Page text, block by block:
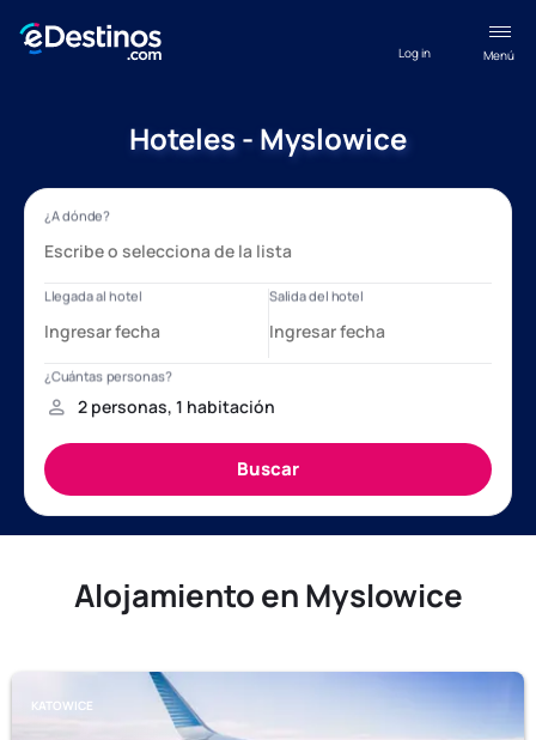
Menú
Log in
Hoteles - Myslowice
Alojamiento en Myslowice
KATOWICE